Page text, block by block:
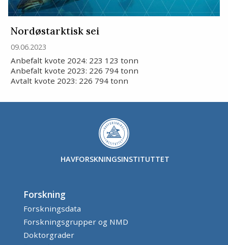
Nordøstarktisk sei
09.06.2023
Anbefalt kvote 2024: 223 123 tonn
Anbefalt kvote 2023: 226 794 tonn
Avtalt kvote 2023: 226 794 tonn
HAVFORSKNINGSINSTITUTTET
Forskning
Forskningsdata
Forskningsgrupper og NMD
Doktorgrader